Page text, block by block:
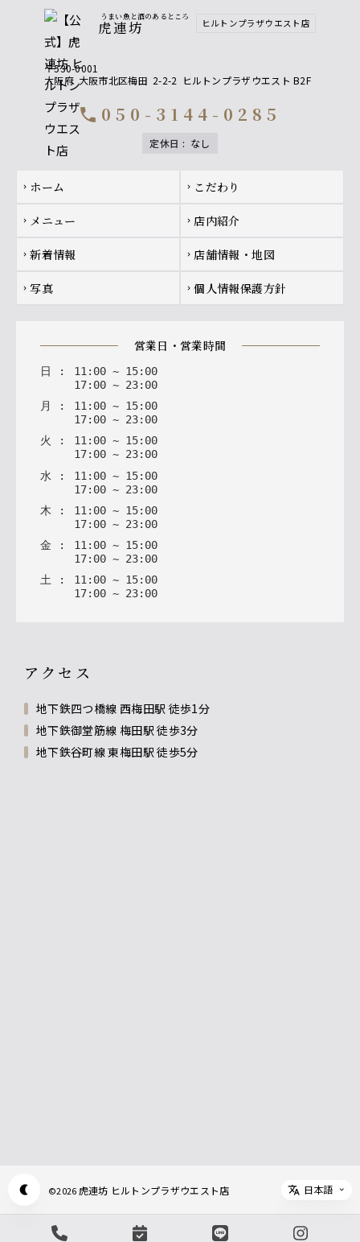
うまい魚と酒のあるところ
虎連坊 ヒルトンプラザウエスト店
〒530-0001
大阪府 大阪市北区梅田 2-2-2 ヒルトンプラザウエスト B2F
call 050-3144-0285
定休日 : なし
Footer navigation
chevron_right ホーム chevron_right こだわり
chevron_right メニュー chevron_right 店内紹介
chevron_right 新着情報 chevron_right 店舗情報・地図
chevron_right 写真 chevron_right 個人情報保護方針
営業日・営業時間
日 : 11 : 00 ~ 15: 00
17: 00 ~ 23: 00
月
: 11: 00 ~ 15: 00
17: 00 ~ 23: 00
火
: 11: 00 ~ 15: 00
17: 00 ~ 23: 00
水 : 11 : 00 ~ 15: 00
17: 00 ~ 23: 00
木 : 11 : 00 ~ 15: 00
17: 00 ~ 23: 00
金 : 11 : 00 ~ 15: 00
17: 00 ~ 23: 00
土 : 11 : 00 ~ 15: 00
17: 00 ~ 23: 00
アクセス
地下鉄四つ橋線 西梅田駅 徒歩1分
地下鉄御堂筋線 梅田駅 徒歩3分
地下鉄谷町線 東梅田駅 徒歩5分
©2026 虎連坊 ヒルトンプラザウエスト店
Select
日本語
Appearance mode switch